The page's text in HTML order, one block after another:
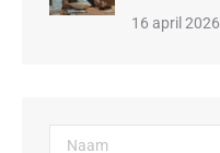
16 april 2026